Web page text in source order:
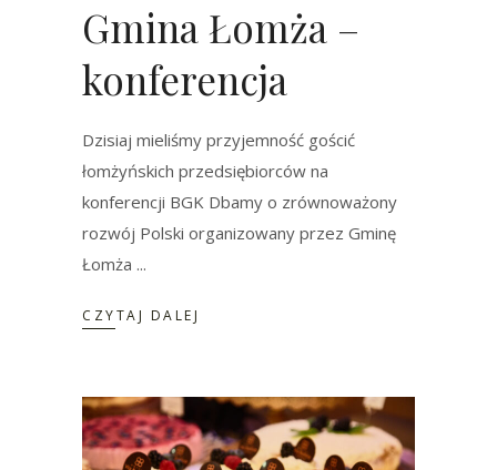
Gmina Łomża –
konferencja
Dzisiaj mieliśmy przyjemność gościć
łomżyńskich przedsiębiorców na
konferencji BGK Dbamy o zrównoważony
rozwój Polski organizowany przez Gminę
Łomża
CZYTAJ DALEJ